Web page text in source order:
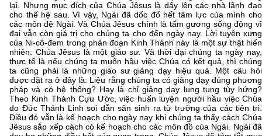
lại. Nhưng mục đích của Chúa Jêsus là dấy lên các nhà lãnh đạo
cho thế hệ sau. Vì vậy, Ngài đã dốc đổ hết tâm lực của mình cho
các môn đệ Ngài. Và Chúa Jêsus chính là tấm gương sống động vĩ
đại vẫn còn giá trị cho chúng ta cho đến ngày nay. Lời tuyên xưng
của Ni-cô-đem trong phân đoạn Kinh Thánh này là một sự thật hiển
nhiên: Chúa Jêsus là một giáo sư. Và thời đại chúng ta ngày nay,
thực tế là nếu chúng ta muốn hầu việc Chúa có kết quả, thì chúng
ta cũng phải là những giáo sư giảng dạy hiệu quả. Một câu hỏi
được đặt ra ở đây là: Liệu rằng chúng ta có giảng dạy đúng phương
pháp và có hệ thống? Hay là chỉ giảng dạy lung tung tùy hứng?
Theo Kinh Thánh Cựu Ước, việc huấn luyện người hầu việc Chúa
do Đức Thánh Linh soi dẫn sản sinh ra từ trường của các tiên tri.
Điều đó vẫn là kế hoạch cho ngày nay khi chúng ta thấy cách Chúa
Jêsus sắp xếp cách có kế hoạch cho các môn đồ của Ngài. Ngài đã